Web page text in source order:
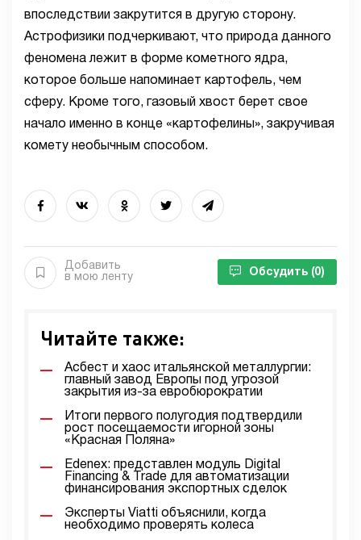
впоследствии закрутится в другую сторону.
Астрофизики подчеркивают, что природа данного
феномена лежит в форме кометного ядра,
которое больше напоминает картофель, чем
сферу. Кроме того, газовый хвост берет свое
начало именно в конце «картофелины», закручивая
комету необычным способом.
Добавить
в мою ленту
Обсудить (0)
Читайте также:
Асбест и хаос итальянской металлургии:
главный завод Европы под угрозой
закрытия из-за евробюрократии
Итоги первого полугодия подтвердили
рост посещаемости игорной зоны
«Красная Поляна»
Edenex: представлен модуль Digital
Financing & Trade для автоматизации
финансирования экспортных сделок
Эксперты Viatti объяснили, когда
необходимо проверять колеса